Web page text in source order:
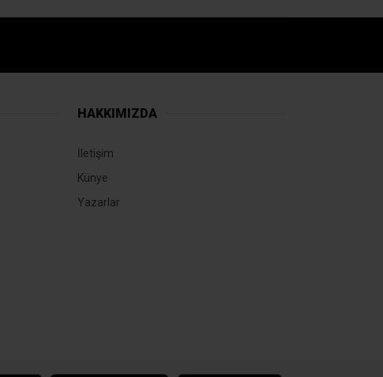
HAKKIMIZDA
İletişim
Künye
Yazarlar